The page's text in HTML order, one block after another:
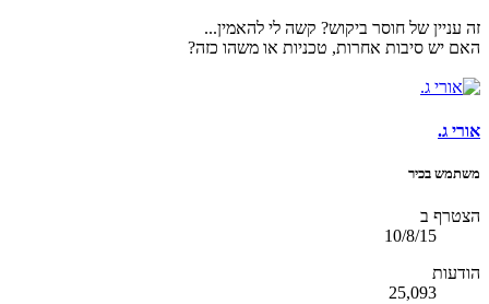
זה עניין של חוסר ביקוש? קשה לי להאמין...
האם יש סיבות אחרות, טכניות או משהו כזה?
אורי ג.
משתמש בכיר
הצטרף ב
10/8/15
הודעות
25,093